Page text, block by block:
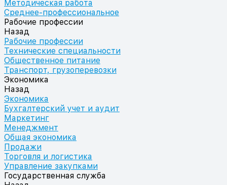
Методическая работа
Среднее-профессиональное
Рабочие профессии
Назад
Рабочие профессии
Технические специальности
Общественное питание
Транспорт, грузоперевозки
Экономика
Назад
Экономика
Бухгалтерский учет и аудит
Маркетинг
Менеджмент
Общая экономика
Продажи
Торговля и логистика
Управление закупками
Государственная служба